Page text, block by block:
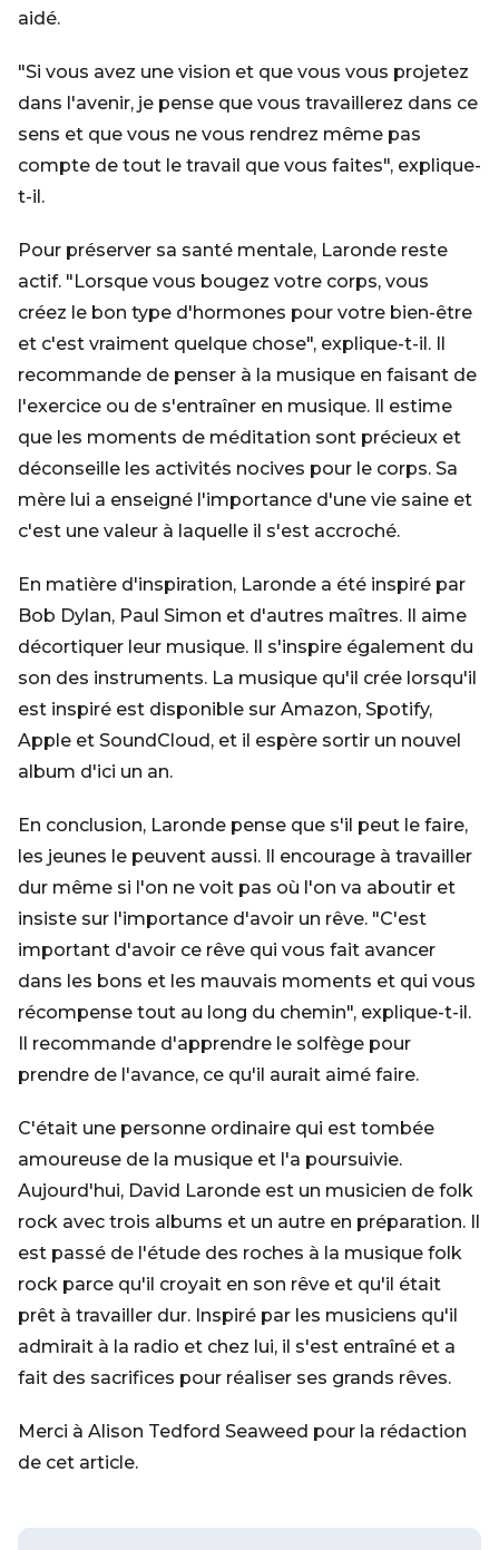
aidé.
"Si vous avez une vision et que vous vous projetez
dans l'avenir, je pense que vous travaillerez dans ce
sens et que vous ne vous rendrez même pas
compte de tout le travail que vous faites", explique-
t-il.
Pour préserver sa santé mentale, Laronde reste
actif. "Lorsque vous bougez votre corps, vous
créez le bon type d'hormones pour votre bien-être
et c'est vraiment quelque chose", explique-t-il. Il
recommande de penser à la musique en faisant de
l'exercice ou de s'entraîner en musique. Il estime
que les moments de méditation sont précieux et
déconseille les activités nocives pour le corps. Sa
mère lui a enseigné l'importance d'une vie saine et
c'est une valeur à laquelle il s'est accroché.
En matière d'inspiration, Laronde a été inspiré par
Bob Dylan, Paul Simon et d'autres maîtres. Il aime
décortiquer leur musique. Il s'inspire également du
son des instruments. La musique qu'il crée lorsqu'il
est inspiré est disponible sur Amazon, Spotify,
Apple et SoundCloud, et il espère sortir un nouvel
album d'ici un an.
En conclusion, Laronde pense que s'il peut le faire,
les jeunes le peuvent aussi. Il encourage à travailler
dur même si l'on ne voit pas où l'on va aboutir et
insiste sur l'importance d'avoir un rêve. "C'est
important d'avoir ce rêve qui vous fait avancer
dans les bons et les mauvais moments et qui vous
récompense tout au long du chemin", explique-t-il.
Il recommande d'apprendre le solfège pour
prendre de l'avance, ce qu'il aurait aimé faire.
C'était une personne ordinaire qui est tombée
amoureuse de la musique et l'a poursuivie.
Aujourd'hui, David Laronde est un musicien de folk
rock avec trois albums et un autre en préparation. Il
est passé de l'étude des roches à la musique folk
rock parce qu'il croyait en son rêve et qu'il était
prêt à travailler dur. Inspiré par les musiciens qu'il
admirait à la radio et chez lui, il s'est entraîné et a
fait des sacrifices pour réaliser ses grands rêves.
Merci à Alison Tedford Seaweed pour la rédaction
de cet article.